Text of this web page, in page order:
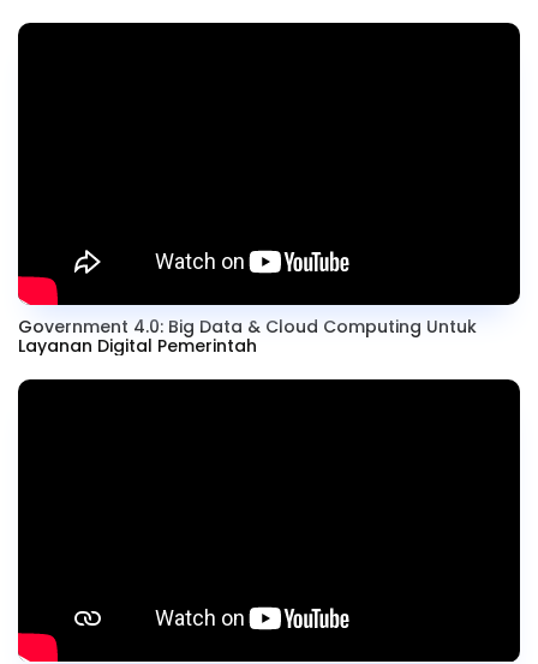
Government 4.0: Big Data & Cloud Computing Untuk
Layanan Digital Pemerintah